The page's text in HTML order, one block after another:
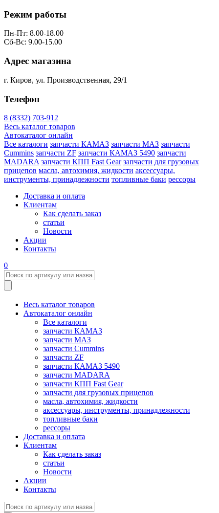
Режим работы
Пн-Пт: 8.00-18.00
Сб-Вс: 9.00-15.00
Адрес магазина
г. Киров, ул. Производственная, 29/1
Телефон
8 (8332) 703-912
Весь каталог товаров
Автокаталог онлайн
Все каталоги запчасти КАМАЗ запчасти МАЗ запчасти
Cummins запчасти ZF запчасти КАМАЗ 5490 запчасти
MADARA запчасти КПП Fast Gear запчасти для грузовых
прицепов масла, автохимия, жидкости аксессуары,
инструменты, принадлежности топливные баки рессоры
Доставка и оплата
Клиентам
Как сделать заказ
статьи
Новости
Акции
Контакты
0
Весь каталог товаров
Автокаталог онлайн
Все каталоги
запчасти КАМАЗ
запчасти МАЗ
запчасти Cummins
запчасти ZF
запчасти КАМАЗ 5490
запчасти MADARA
запчасти КПП Fast Gear
запчасти для грузовых прицепов
масла, автохимия, жидкости
аксессуары, инструменты, принадлежности
топливные баки
рессоры
Доставка и оплата
Клиентам
Как сделать заказ
статьи
Новости
Акции
Контакты